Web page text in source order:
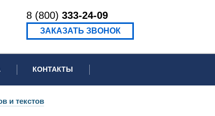
8 (800) 333-24-09
ЗАКАЗАТЬ ЗВОНОК
письмо для суда
КОНТАКТЫ
и текстов